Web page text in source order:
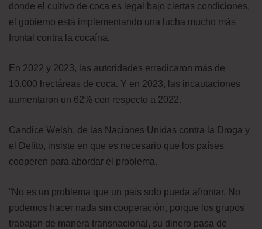
donde el cultivo de coca es legal bajo ciertas condiciones,
el gobierno está implementando una lucha mucho más
frontal contra la cocaína.
En 2022 y 2023, las autoridades erradicaron más de
10.000 hectáreas de coca. Y en 2023, las incautaciones
aumentaron un 62% con respecto a 2022.
Candice Welsh, de las Naciones Unidas contra la Droga y
el Delito, insiste en que es necesario que los países
cooperen para abordar el problema.
“No es un problema que un país solo pueda afrontar. No
podemos hacer nada sin cooperación, porque los grupos
trabajan de manera transnacional, su dinero pasa de